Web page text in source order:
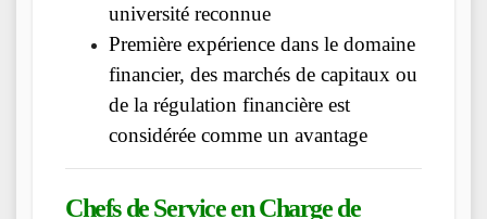
université reconnue
Première expérience dans le domaine
financier, des marchés de capitaux ou
de la régulation financière est
considérée comme un avantage
Chefs de Service en Charge de